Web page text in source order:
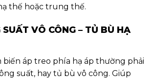
thế hoặc trung thế.
SUẤT VÔ CÔNG – TỦ BÙ HẠ
áp treo phía hạ áp thường phải
suất, hay tủ bù vô công. Giúp